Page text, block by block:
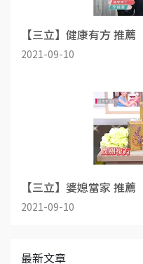
【三立】健康有方 推薦
2021-09-10
【三立】婆媳當家 推薦
2021-09-10
最新文章